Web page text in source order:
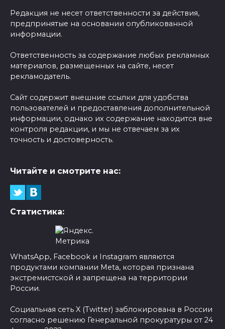
Редакция не несет ответственности за действия,
предпринятые на основании опубликованной
информации.
Ответственность за содержание любых рекламных
материалов, размещенных на сайте, несет
рекламодатель.
Сайт содержит внешние ссылки для удобства
пользователей и предоставления дополнительной
информации, однако их содержание находится вне
контроля редакции, и мы не отвечаем за их
точность и достоверность.
Читайте и смотрите нас:
Статистика:
WhatsApp, Facebook и Instagram являются
продуктами компании Meta, которая признана
экстремистской и запрещена на территории
России.
Социальная сеть X (Twitter) заблокирована в России
согласно решению Генеральной прокуратуры от 24